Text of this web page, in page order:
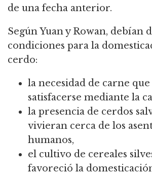
de una fecha anterior.
Según Yuan y Rowan, debían
condiciones para la
cerdo:
la necesidad de carne
satisfacerse mediante la
la presencia de cerdos
vivieran cerca de los
humanos,
el cultivo de cereales
favoreció la